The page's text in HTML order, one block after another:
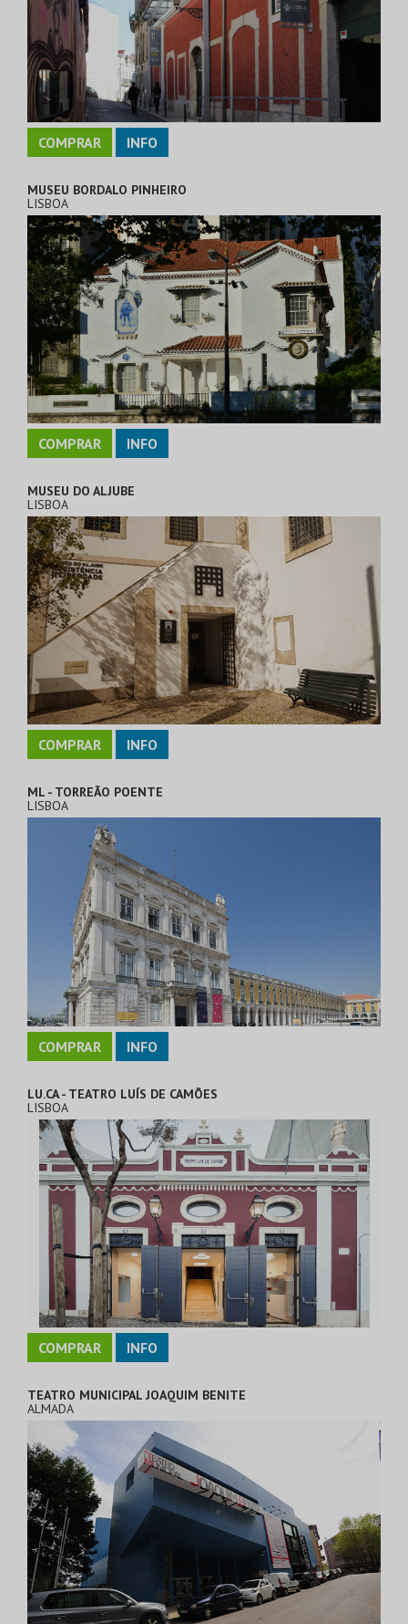
COMPRAR INFO
MUSEU BORDALO PINHEIRO
LISBOA
COMPRAR INFO
MUSEU DO ALJUBE
LISBOA
COMPRAR INFO
ML - TORREÃO POENTE
LISBOA
COMPRAR INFO
LU.CA - TEATRO LUÍS DE CAMÕES
LISBOA
COMPRAR INFO
TEATRO MUNICIPAL JOAQUIM BENITE
ALMADA